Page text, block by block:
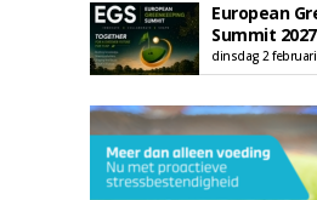
European
Summit 2027
dinsdag 2 februari